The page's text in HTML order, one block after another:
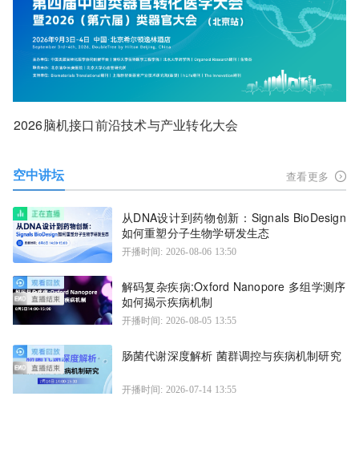
2026脑机接口前沿技术与产业转化大会
空中讲坛 查看更多
从DNA设计到药物创新：Signals BioDesign
如何重塑分子生物学研发生态
开播时间: 2026-08-06 13:50
解码复杂疾病:Oxford Nanopore 多组学测序
如何揭示疾病机制
开播时间: 2026-08-05 13:55
肠菌代谢深度解析 菌群调控与疾病机制研究
开播时间: 2026-07-14 13:55